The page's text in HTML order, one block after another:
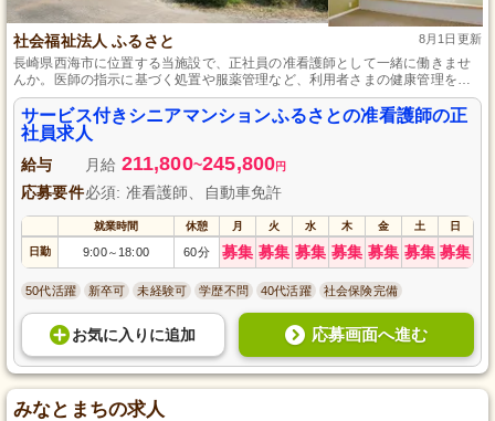
社会福祉法人 ふるさと 8月1日更新
長崎県西海市に位置する当施設で、正社員の准看護師として一緒に働きませ
んか。医師の指示に基づく処置や服薬管理など、利用者さまの健康管理を担
う重要な役割をお任せします。准看護師の資格と自動車免許があれば、未経
験者も歓迎です。住宅手当や年2回の賞与など、スタッフの安心を支える各種
の手当が充実しています。
サービス付きシニアマンションふるさとの准看護師の正
社員求人
給与 月給 211,800~245,800円
応募要件必須: 准看護師、自動車免許
就業時間 休憩 月 火 水 木 金 土 日
日勤 9:00～ 18:00 60分 募集 募集 募集 募集 募集 募集 募集
50代活躍 新卒可 未経験可 学歴不問 40代活躍 社会保険完備
お気に入り に追加 応募画面へ進む
みなとまちの求人